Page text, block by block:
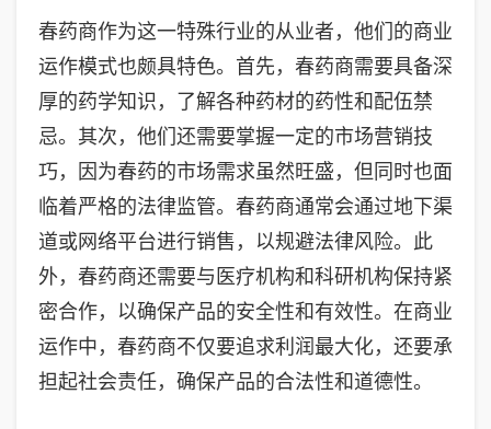
春药商作为这一特殊行业的从业者，他们的商业
运作模式也颇具特色。首先，春药商需要具备深
厚的药学知识，了解各种药材的药性和配伍禁
忌。其次，他们还需要掌握一定的市场营销技
巧，因为春药的市场需求虽然旺盛，但同时也面
临着严格的法律监管。春药商通常会通过地下渠
道或网络平台进行销售，以规避法律风险。此
外，春药商还需要与医疗机构和科研机构保持紧
密合作，以确保产品的安全性和有效性。在商业
运作中，春药商不仅要追求利润最大化，还要承
担起社会责任，确保产品的合法性和道德性。